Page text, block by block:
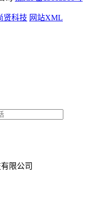
贤科技 网站XML
限公司